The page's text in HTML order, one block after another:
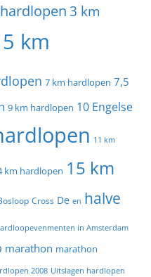
3 km
5 km
7 km hardlopen 7,5
9 km hardlopen 10 Engelse
11 km
km hardlopen 15 km
Cross De en halve
in Amsterdam
marathon marathon
2008 Uitslagen hardlopen